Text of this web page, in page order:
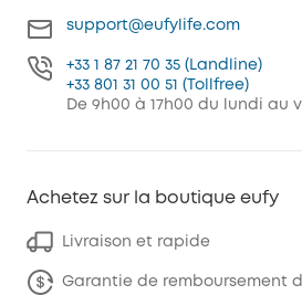
support@eufylife.com
+33 1 87 21 70 35 (Landline)
+33 801 31 00 51 (Tollfree)
De 9h00 à 17h00 du lundi au
Achetez sur la boutique eufy
Livraison et rapide
Garantie de remboursement